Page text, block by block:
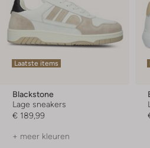
Laatste items
Blackstone
Lage sneakers
€ 189,99
+ meer kleuren